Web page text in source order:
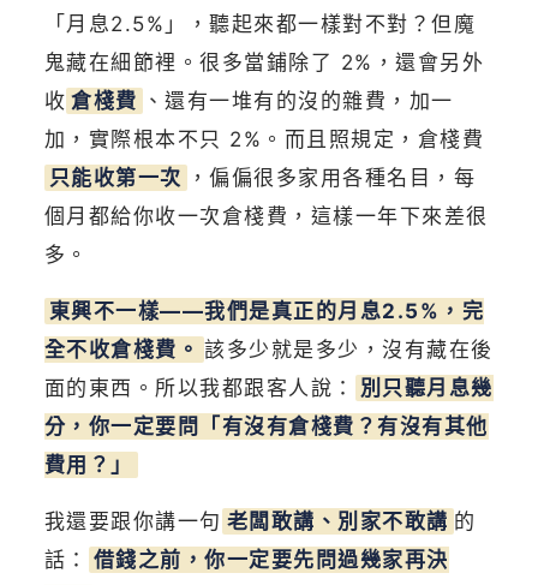
「月息2.5%」，聽起來都一樣對不對？但魔
鬼藏在細節裡。很多當鋪除了 2%，還會另外
收 倉棧費 、還有一堆有的沒的雜費，加一
加，實際根本不只 2%。而且照規定，倉棧費
只能收第一次 ，偏偏很多家用各種名目，每
個月都給你收一次倉棧費，這樣一年下來差很
多。
東興不一樣——我們是真正的月息2.5%，完
全不收倉棧費。 該多少就是多少，沒有藏在後
面的東西。所以我都跟客人說：
別只聽月息幾
分，你一定要問「有沒有倉棧費？有沒有其他
費用？」
我還要跟你講一句 老闆敢講、別家不敢講 的
話：
借錢之前，你一定要先問過幾家再決